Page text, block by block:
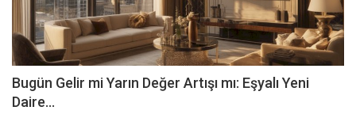
Bugün Gelir mi Yarın Değer Artışı mı: Eşyalı Yeni
Daire...